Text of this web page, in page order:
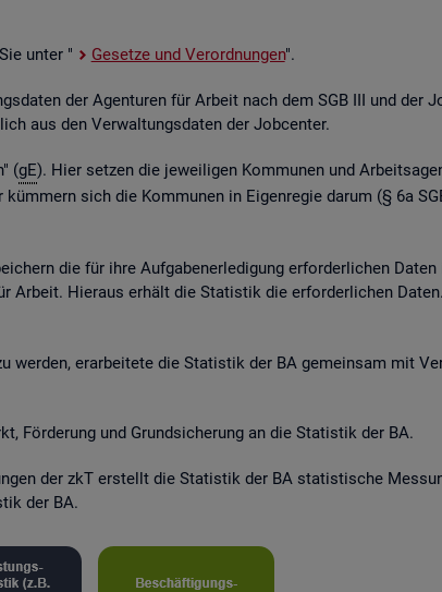
unter " Ge­set­ze und Ver­ord­nun­gen".
der Agen­tu­ren für Ar­beit nach dem SGB III und der
aus den Ver­wal­tungs­da­ten der Job­cen­ter.
(gE). Hier set­zen die je­wei­li­gen Kom­mu­nen und
sich die Kom­mu­nen in Ei­gen­re­gie darum (§ 6a
die für ihre Auf­ga­ben­er­le­di­gung er­for­der­li­chen
Ar­beit. Hier­aus er­hält die Sta­tis­tik die er­for­der­li­chen
wer­den, er­ar­bei­te­te die Sta­tis­tik der BA ge­mein­sam mit
För­de­rung und Grund­si­che­rung an die Sta­tis­tik der BA.
der zkT er­stellt die Sta­tis­tik der BA sta­tis­ti­sche
der BA.